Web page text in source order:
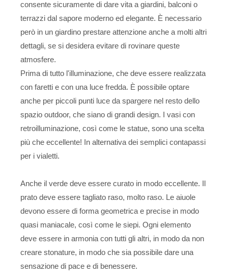
consente sicuramente di dare vita a giardini, balconi o
terrazzi dal sapore moderno ed elegante. È necessario
però in un giardino prestare attenzione anche a molti altri
dettagli, se si desidera evitare di rovinare queste
atmosfere.
Prima di tutto l'illuminazione, che deve essere realizzata
con faretti e con una luce fredda. È possibile optare
anche per piccoli punti luce da spargere nel resto dello
spazio outdoor, che siano di grandi design. I vasi con
retroilluminazione, così come le statue, sono una scelta
più che eccellente! In alternativa dei semplici contapassi
per i vialetti.
Anche il verde deve essere curato in modo eccellente. Il
prato deve essere tagliato raso, molto raso. Le aiuole
devono essere di forma geometrica e precise in modo
quasi maniacale, così come le siepi. Ogni elemento
deve essere in armonia con tutti gli altri, in modo da non
creare stonature, in modo che sia possibile dare una
sensazione di pace e di benessere.